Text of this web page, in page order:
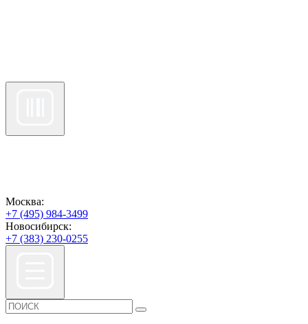
Москва:
+7 (495) 984-3499
Новосибирск:
+7 (383) 230-0255